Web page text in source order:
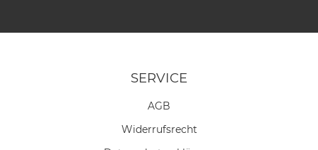
SERVICE
AGB
Widerrufs­recht